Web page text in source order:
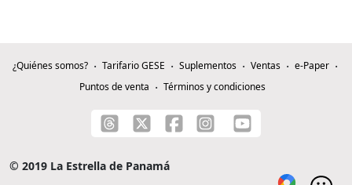
¿Quiénes somos? Tarifario GESE Suplementos Ventas
e-Paper
Puntos de venta
Términos y condiciones
© 2019 La Estrella de Panamá